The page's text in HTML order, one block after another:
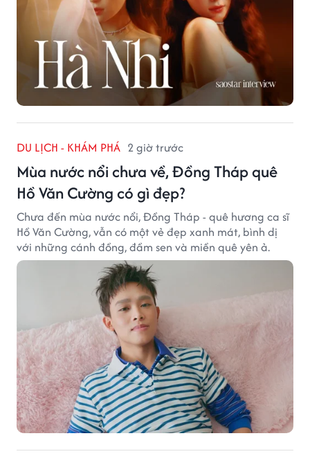
DU LỊCH - KHÁM PHÁ 2 giờ trước
Mùa nước nổi chưa về, Đồng Tháp quê
Hồ Văn Cường có gì đẹp?
Chưa đến mùa nước nổi, Đồng Tháp - quê hương ca sĩ
Hồ Văn Cường, vẫn có một vẻ đẹp xanh mát, bình dị
với những cánh đồng, đầm sen và miền quê yên ả.